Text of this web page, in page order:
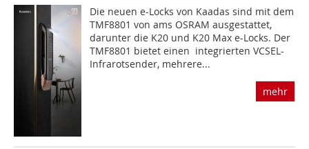
Die neuen e-Locks von Kaadas sind mit dem
TMF8801 von ams OSRAM ausgestattet,
darunter die K20 und K20 Max e-Locks. Der
TMF8801 bietet einen integrierten VCSEL-
Infrarotsender, mehrere...
mehr